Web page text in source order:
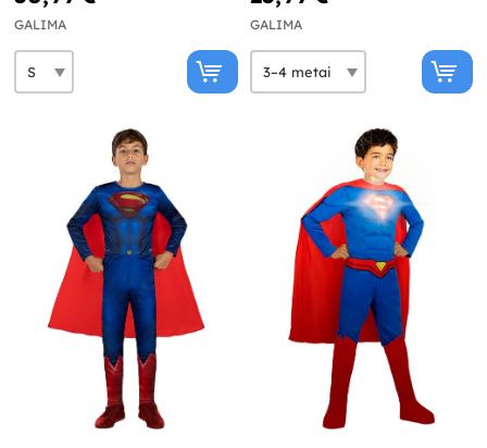
GALIMA GALIMA